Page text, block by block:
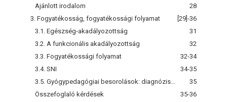
Ajánlott irodalom
28
3. Fogyatékosság, fogyatékossági folyamat
[29]-36
3.1. Egészség-akadályozottság
31
3.2. A funkcionális akadályozottság
32
3.3. Fogyatékossági folyamat
32-34
3.4. SNI
34-35
35
Összefoglaló kérdések
35-36